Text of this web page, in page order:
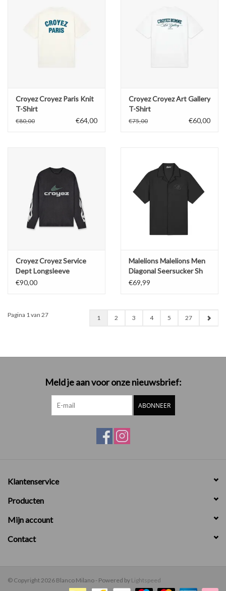
Croyez Croyez Paris Knit
T-Shirt
€80,00 €64,00
Croyez Croyez Art Gallery
T-Shirt
€75,00 €60,00
Croyez Croyez Service
Dept Longsleeve
€90,00
Malelions Malelions Men
Diagonal Seersucker Sh
€69,99
Pagina 1 van 27 1 2 3 4 5 27
Meld je aan voor onze nieuwsbrief:
ABONNEER
Klantenservice
Producten
Mijn account
Contact
© Copyright 2026 Blanco Milano - Powered by Lightspeed